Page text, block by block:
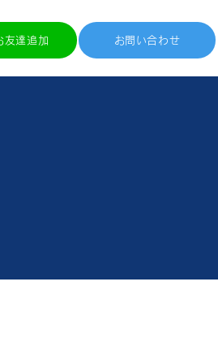
友達追加 お問い合わせ